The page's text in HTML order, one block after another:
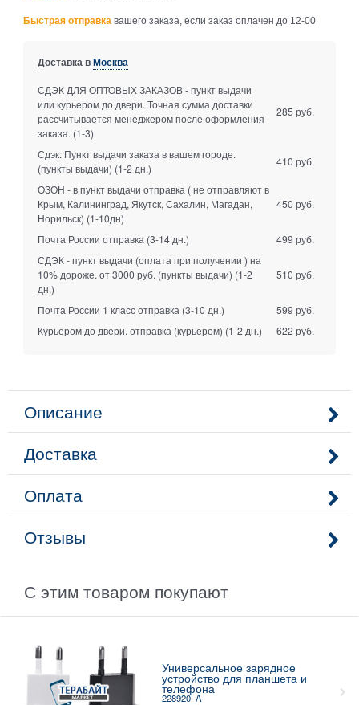
Быстрая отправка вашего заказа, если заказ оплачен до 12-00
Доставка вМосква
СДЭК ДЛЯ ОПТОВЫХ ЗАКАЗОВ - пункт выдачи
или курьером до двери. Точная сумма доставки
рассчитывается менеджером после оформления
заказа. (1-3)
285 руб.
Сдэк: Пункт выдачи заказа в вашем городе.
(пункты выдачи) (1-2 дн.)
410 руб.
ОЗОН - в пункт выдачи отправка ( не отправляют в
Крым, Калининград, Якутск, Сахалин, Магадан,
Норильск) (1-10дн)
450 руб.
Почта России отправка (3-14 дн.)
499 руб.
СДЭК - пункт выдачи (оплата при получении ) на
10% дороже. от 3000 руб. (пункты выдачи) (1-2
дн.)
510 руб.
Почта России 1 класс отправка (3-10 дн.)
599 руб.
Курьером до двери. отправка (курьером) (1-2 дн.) 622 руб.
Описание
Доставка
Оплата
Отзывы
С этим товаром покупают
Универсальное зарядное
устройство для планшета и
телефона
228920_A